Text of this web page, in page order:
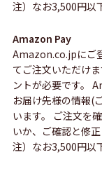
注）なお3,500円以
Amazon Pay
Amazon.co.jpにご
てご注文いただけ
ントが必要です。
お届け先様の情報(
います。 ご注文を
いか、ご確認と修正
注）なお3,500円以